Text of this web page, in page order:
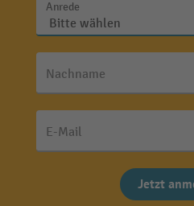
Anrede
Nachname
E-Mail
Jetzt